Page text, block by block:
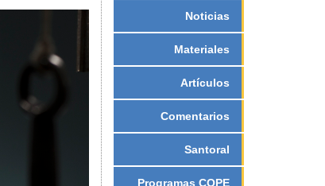
Noticias
Materiales
Artículos
Comentarios
Santoral
Programas COPE